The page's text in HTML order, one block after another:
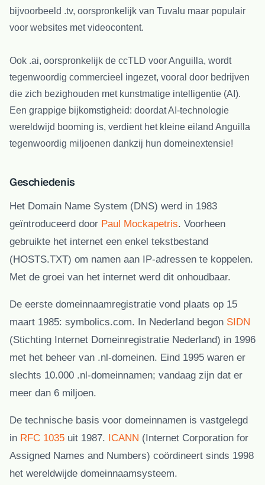
bijvoorbeeld .tv, oorspronkelijk van Tuvalu maar populair
voor websites met videocontent.
Ook .ai, oorspronkelijk de ccTLD voor Anguilla, wordt
tegenwoordig commercieel ingezet, vooral door bedrijven
die zich bezighouden met kunstmatige intelligentie (AI).
Een grappige bijkomstigheid: doordat AI-technologie
wereldwijd booming is, verdient het kleine eiland Anguilla
tegenwoordig miljoenen dankzij hun domeinextensie!
Geschiedenis
Het Domain Name System (DNS) werd in 1983
geïntroduceerd door Paul Mockapetris. Voorheen
gebruikte het internet een enkel tekstbestand
(HOSTS.TXT) om namen aan IP-adressen te koppelen.
Met de groei van het internet werd dit onhoudbaar.
De eerste domeinnaamregistratie vond plaats op 15
maart 1985: symbolics.com. In Nederland begon SIDN
(Stichting Internet Domeinregistratie Nederland) in 1996
met het beheer van .nl-domeinen. Eind 1995 waren er
slechts 10.000 .nl-domeinnamen; vandaag zijn dat er
meer dan 6 miljoen.
De technische basis voor domeinnamen is vastgelegd
in RFC 1035 uit 1987. ICANN (Internet Corporation for
Assigned Names and Numbers) coördineert sinds 1998
het wereldwijde domeinnaamsysteem.